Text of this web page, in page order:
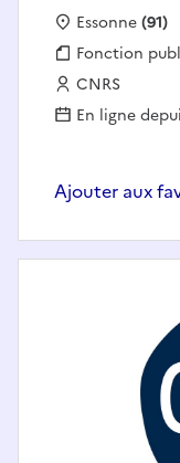
Localisation :
Essonne(91)
Fonction
Fonction
Employeur :
CNRS
En ligne
Ajouter aux